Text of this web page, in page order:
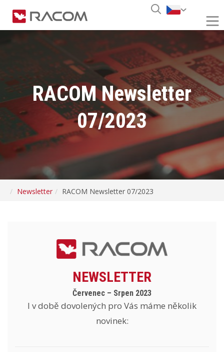
RACOM Newsletter
07/2023
Newsletter RACOM Newsletter 07/2023
NEWSLETTER
Červenec – Srpen 2023
I v době dovolených pro Vás máme několik
novinek: